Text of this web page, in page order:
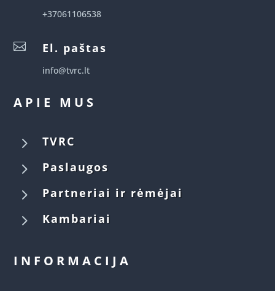
+37061106538
 El. paštas
info@tvrc.lt
APIE MUS
5 TVRC
5 Paslaugos
5 Partneriai ir rėmėjai
5 Kambariai
INFORMACIJA